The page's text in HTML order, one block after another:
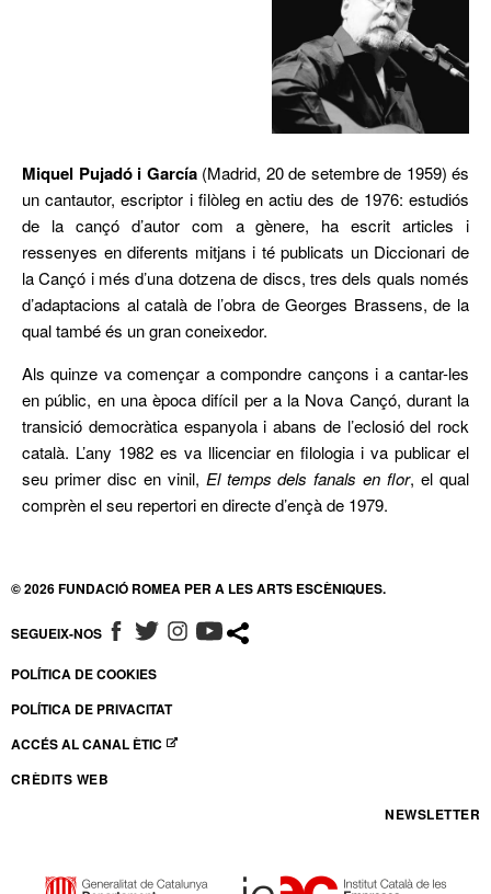
Miquel Pujadó i García(Madrid, 20 de setembre de 1959) és
un cantautor, escriptor i filòleg en actiu des de 1976: estudiós
de la cançó d’autor com a gènere, ha escrit articles i
ressenyes en diferents mitjans i té publicats un Diccionari de
la Cançó i més d’una dotzena de discs, tres dels quals només
d’adaptacions al català de l’obra de Georges Brassens, de la
qual també és un gran coneixedor.
Als quinze va començar a compondre cançons i a cantar-les
en públic, en una època difícil per a la Nova Cançó, durant la
transició democràtica espanyola i abans de l’eclosió del rock
català. L’any 1982 es va llicenciar en filologia i va publicar el
seu primer disc en vinil, El temps dels fanals en flor, el qual
comprèn el seu repertori en directe d’ençà de 1979.
© 2026 FUNDACIÓ ROMEA PER A LES ARTS ESCÈNIQUES.
SEGUEIX-NOS ABRE EN NUEVA VENTANA
ABRE EN NUEVA VENTANA
ABRE EN NUEVA VENTANA
ABRE EN NUEVA VENTANA
POLÍTICA DE COOKIES
POLÍTICA DE PRIVACITAT
ACCÉS AL CANAL ÈTIC
ABRE EN NUEVA VENTANA
CRÈDITS WEB
NEWSLETTER